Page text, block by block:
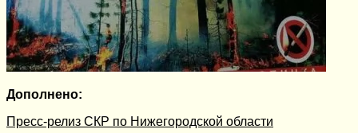
Дополнено:
Пресс-релиз СКР по Нижегородской области